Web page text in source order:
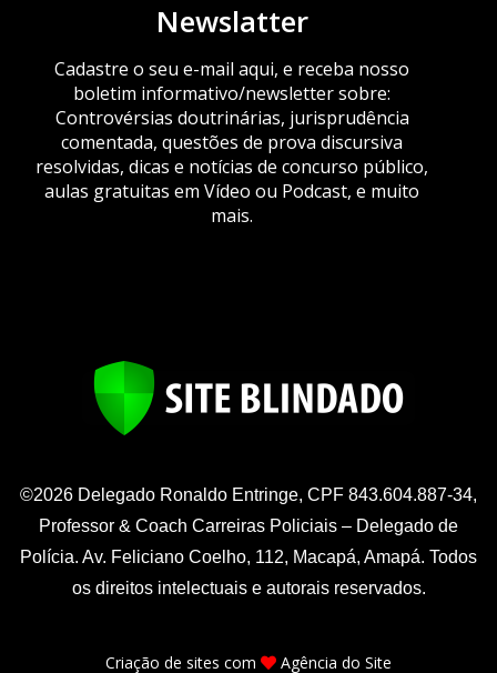
Newslatter
Cadastre o seu e-mail aqui, e receba nosso
boletim informativo/newsletter sobre:
Controvérsias doutrinárias, jurisprudência
comentada, questões de prova discursiva
resolvidas, dicas e notícias de concurso público,
aulas gratuitas em Vídeo ou Podcast, e muito
mais.
©2026 Delegado Ronaldo Entringe, CPF 843.604.887-34,
Professor & Coach Carreiras Policiais – Delegado de
Polícia. Av. Feliciano Coelho, 112, Macapá, Amapá. Todos
os direitos intelectuais e autorais reservados.
Criação de sites com Agência do Site